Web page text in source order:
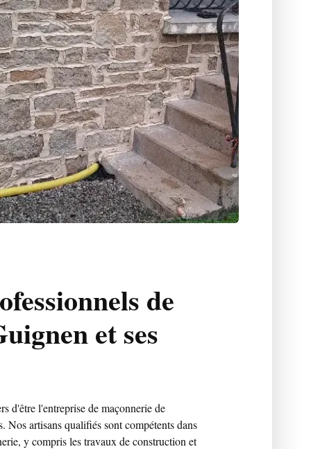
de
et ses
d'être l'entreprise de maçonnerie de
Nos artisans qualifiés sont compétents dans
y compris les travaux de construction et